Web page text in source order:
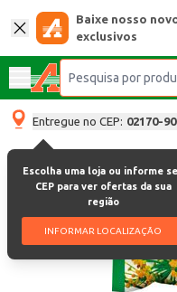
Baixe nosso
exclusivos
Entregue no CEP: 02170-
Escolha uma loja ou informe
CEP para ver ofertas da sua
região
INFORMAR LOCALIZAÇÃO